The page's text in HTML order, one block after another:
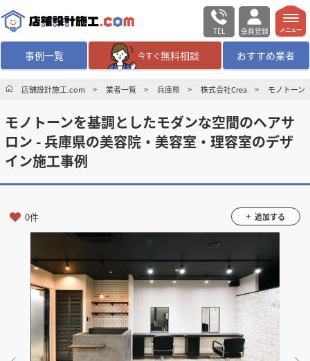
TEL 会員登録
事例一覧 今すぐ無料相談 おすすめ業者
無料相談 ログイン／会員登録
デザイン設計・施工業者を探す
店舗・商業施設の
店舗設計施工.comとは
内装の費用相場シミュレーター
掲載希望のデザイン設計・施工会社様へ
メニュー
店舗設計施工.com 業者一覧 兵庫県 株式会社Crea モノトーン
モノトーンを基調としたモダンな空間のヘアサ
ロン - 兵庫県の美容院・美容室・理容室のデザ
イン施工事例
0件 追加する